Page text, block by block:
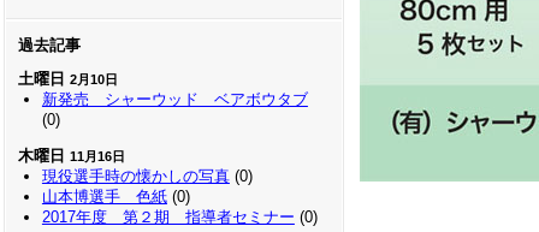
過去記事
土曜日 2月10日
新発売 シャーウッド ベアボウタブ
(0)
木曜日 11月16日
現役選手時の懐かしの写真(0)
山本博選手 色紙(0)
2017年度 第２期 指導者セミナー (0)